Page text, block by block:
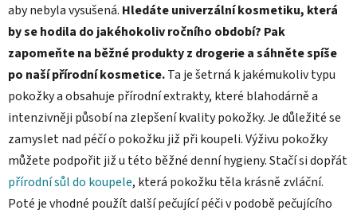
aby nebyla vysušená. Hledáte univerzální kosmetiku, která
by se hodila do jakéhokoliv ročního období? Pak
zapomeňte na běžné produkty z drogerie a sáhněte spíše
po naší přírodní kosmetice.Ta je šetrná k jakémukoliv typu
pokožky a obsahuje přírodní extrakty, které blahodárně a
intenzivněji působí na zlepšení kvality pokožky. Je důležité se
zamyslet nad péčí o pokožku již při koupeli. Výživu pokožky
můžete podpořit již u této běžné denní hygieny. Stačí si dopřát
přírodní sůl do koupele, která pokožku těla krásně zvláční.
Poté je vhodné použít další pečující péči v podobě pečujícího